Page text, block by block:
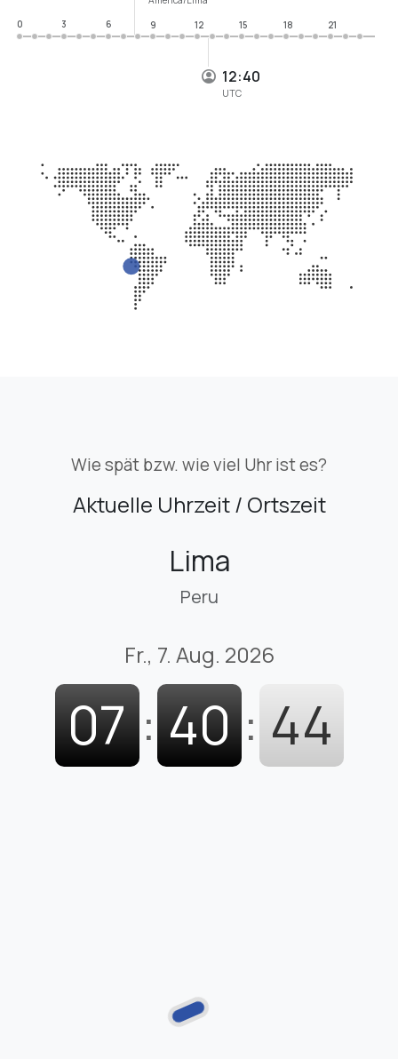
12:40
UTC
0
3 6 9 12 15 18 21
Wie spät bzw. wie viel Uhr ist es?
Aktuelle Uhrzeit / Ortszeit
Lima
Peru
Fr., 7. Aug. 2026
07 : 40 : 45